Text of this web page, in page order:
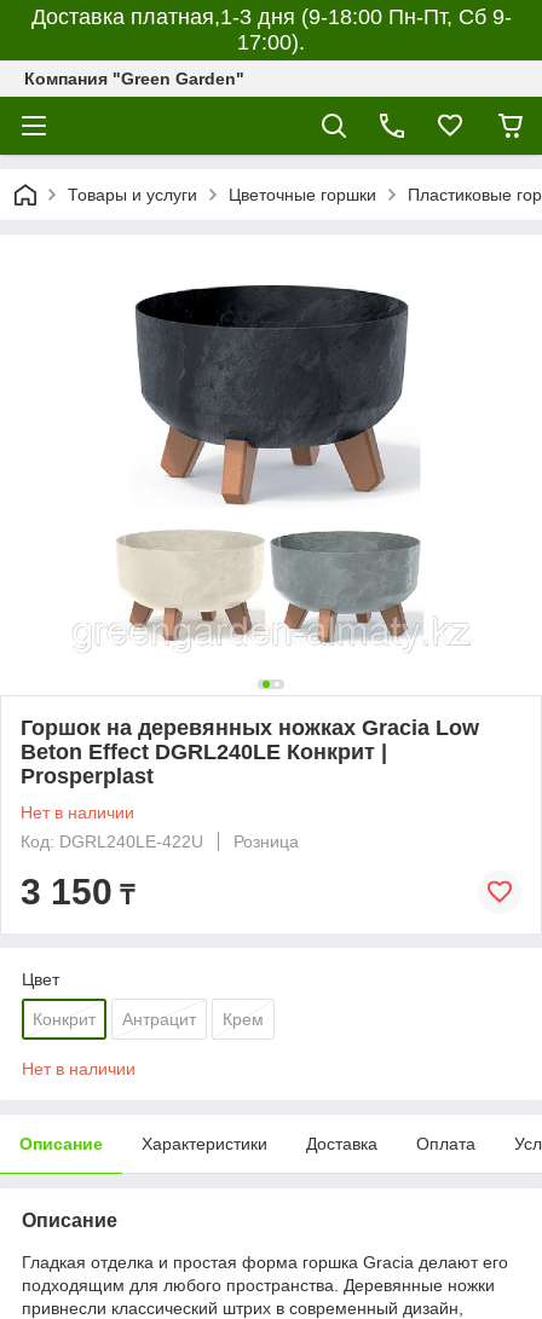
Доставка платная,1-3 дня (9-18:00 Пн-Пт, Сб 9-
17:00).
Компания "Green Garden"
Товары и услуги Цветочные горшки Пластиковые
Горшок на деревянных ножках Gracia Low
Beton Effect DGRL240LE Конкрит |
Prosperplast
Нет в наличии
Код: DGRL240LE-422U
Розница
3 150 ₸
Цвет
Конкрит Антрацит Крем
Нет в наличии
Описание Характеристики Доставка Оплата
Описание
Гладкая отделка и простая форма горшка Gracia делают его
подходящим для любого пространства. Деревянные ножки
привнесли классический штрих в современный дизайн,